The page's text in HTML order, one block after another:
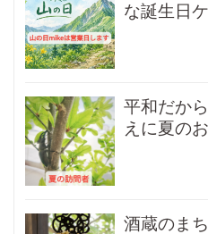
な誕生日
平和だか
えに夏の
酒蔵のま